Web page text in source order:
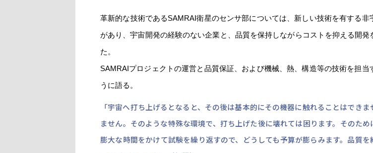
革新的な技術であるSAMRAI衛星のセンサ部については、新しい技術を有する
があり、宇宙開発の経験のない企業と、品質を保持しながらコストを抑える開
た。
SAMRAIプロジェクトの運営と品質保証、および機械、熱、構造等の技術を担当
うに語る。
「宇宙へ打ち上げるとなると、その後は基本的にその機器に触れることはでき
ません。そのような特殊な環境で、打ち上げた後に壊れては困ります。そのため
膨大な時間をかけて試験を繰り返すので、どうしても予算が膨らみます。品質